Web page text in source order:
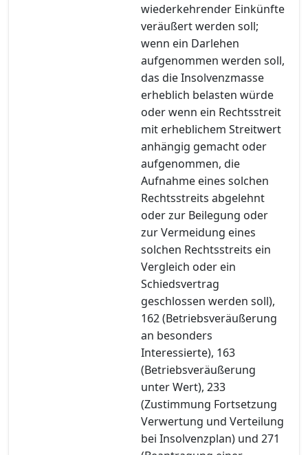
wiederkehrender Einkünfte
veräußert werden soll;
wenn ein Darlehen
aufgenommen werden soll,
das die Insolvenzmasse
erheblich belasten würde
oder wenn ein Rechtsstreit
mit erheblichem Streitwert
anhängig gemacht oder
aufgenommen, die
Aufnahme eines solchen
Rechtsstreits abgelehnt
oder zur Beilegung oder
zur Vermeidung eines
solchen Rechtsstreits ein
Vergleich oder ein
Schiedsvertrag
geschlossen werden soll),
162 (Betriebsveräußerung
an besonders
Interessierte), 163
(Betriebsveräußerung
unter Wert), 233
(Zustimmung Fortsetzung
Verwertung und Verteilung
bei Insolvenzplan) und 271